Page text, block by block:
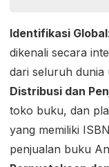
Identifikasi Global
dikenali secara
dari seluruh dunia
Distribusi dan
toko buku, dan
yang memiliki
penjualan buku